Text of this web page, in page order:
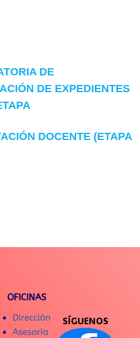
DE
DE EXPEDIENTES
DOCENTE (ETAPA
OFICINAS
Dirección
Asesoría
SÍGUENOS